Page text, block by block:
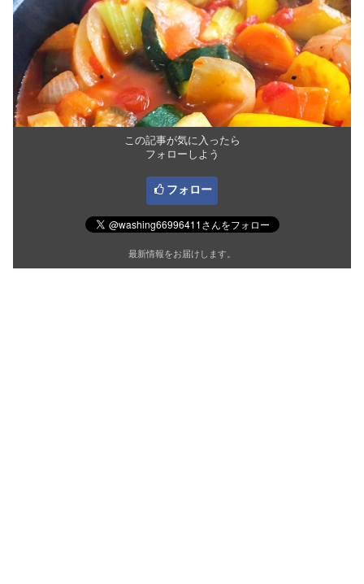
この記事が気に入ったら
フォローしよう
フォロー
最新情報をお届けします。